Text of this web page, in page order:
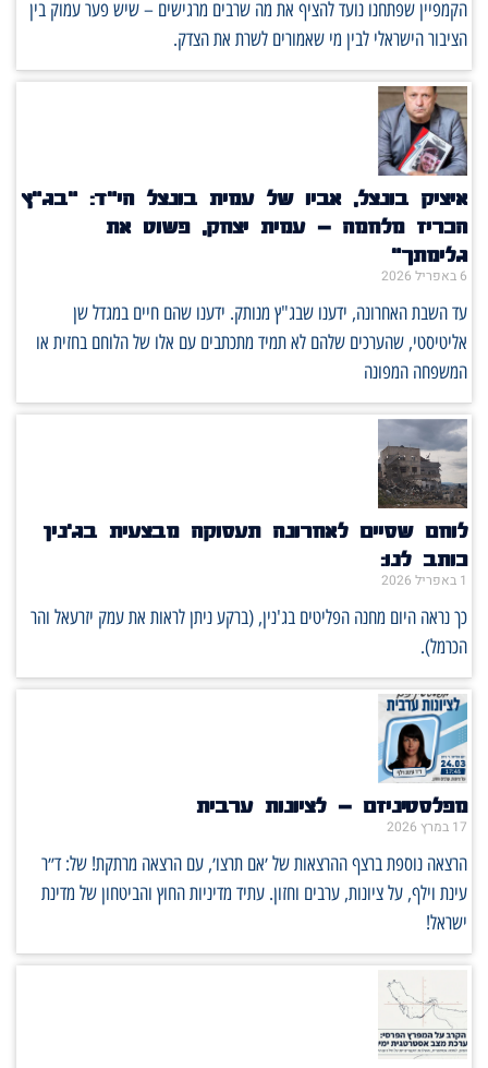
הקמפיין שפתחנו נועד להציף את מה שרבים מרגישים – שיש פער עמוק בין
הציבור הישראלי לבין מי שאמורים לשרת את הצדק.
איציק בונצל, אביו של עמית בונצל הי"ד: "בג"ץ
הכריז מלחמה – עמית יצחק, פשוט את
גלימתך"
6 באפריל 2026
עד השבת האחרונה, ידענו שבג"ץ מנותק. ידענו שהם חיים במגדל שן
אליטיסטי, שהערכים שלהם לא תמיד מתכתבים עם אלו של הלוחם בחזית או
המשפחה המפונה
לוחם שסיים לאחרונה תעסוקה מבצעית בג'נין
כותב לנו:
1 באפריל 2026
כך נראה היום מחנה הפליטים בג'נין, (ברקע ניתן לראות את עמק יזרעאל והר
הכרמל).
מפלסטיניזם – לציונות ערבית
17 במרץ 2026
הרצאה נוספת ברצף ההרצאות של ׳אם תרצו׳, עם הרצאה מרתקת! של: ד״ר
עינת וילף, על ציונות, ערבים וחזון. עתיד מדיניות החוץ והביטחון של מדינת
ישראל!